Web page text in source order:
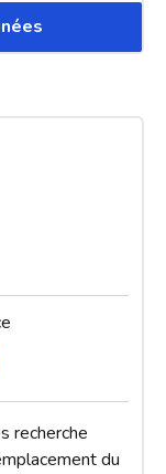
recherche
du